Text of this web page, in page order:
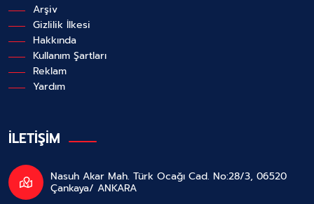
Arşiv
Gizlilik İlkesi
Hakkında
Kullanım Şartları
Reklam
Yardım
İLETİŞİM
Nasuh Akar Mah. Türk Ocağı Cad. No:28/3, 06520
Çankaya/ ANKARA